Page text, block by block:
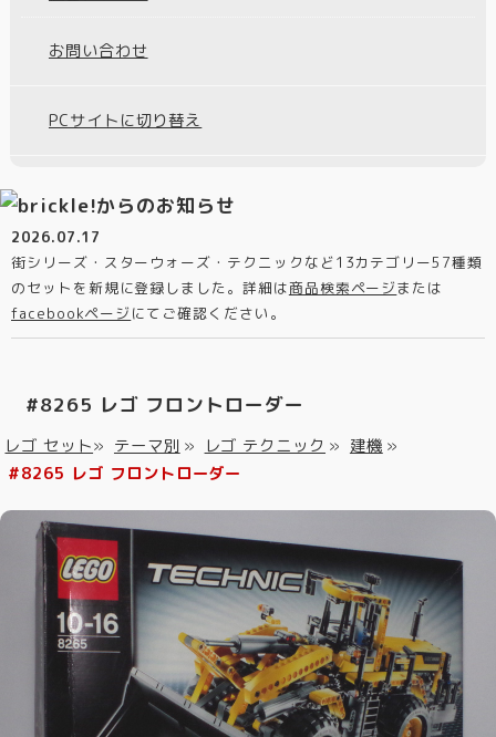
お問い合わせ
PCサイトに切り替え
2026.07.17
街シリーズ・スターウォーズ・テクニックなど13カテゴリー57種類
のセットを新規に登録しました。詳細は商品検索ページまたは
facebookページ にてご確認ください。
#8265 レゴ フロントローダー
レゴ セット» テーマ別 » レゴ テクニック » 建機 »
#8265 レゴ フロントローダー